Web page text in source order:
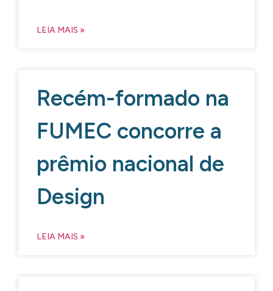
LEIA MAIS »
Recém-formado na
FUMEC concorre a
prêmio nacional de
Design
LEIA MAIS »